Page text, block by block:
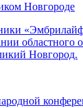
Новгороде
областного
Новгород.